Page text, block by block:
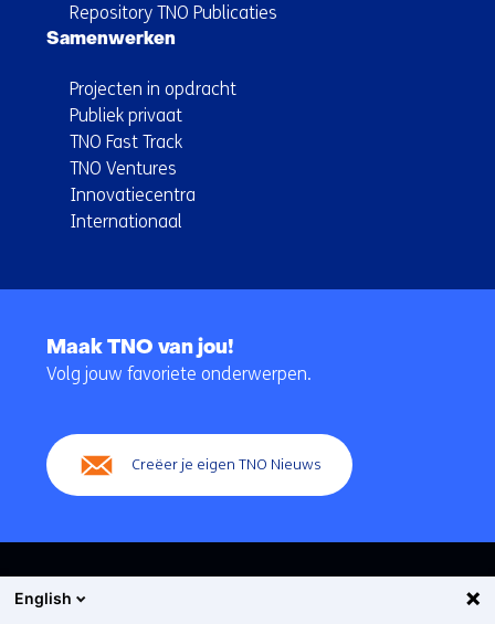
Repository TNO Publicaties
Samenwerken
Projecten in opdracht
Publiek privaat
TNO Fast Track
TNO Ventures
Innovatiecentra
Internationaal
navigatie
Maak TNO van jou!
Volg jouw favoriete onderwerpen.
Creëer je eigen TNO Nieuws
English